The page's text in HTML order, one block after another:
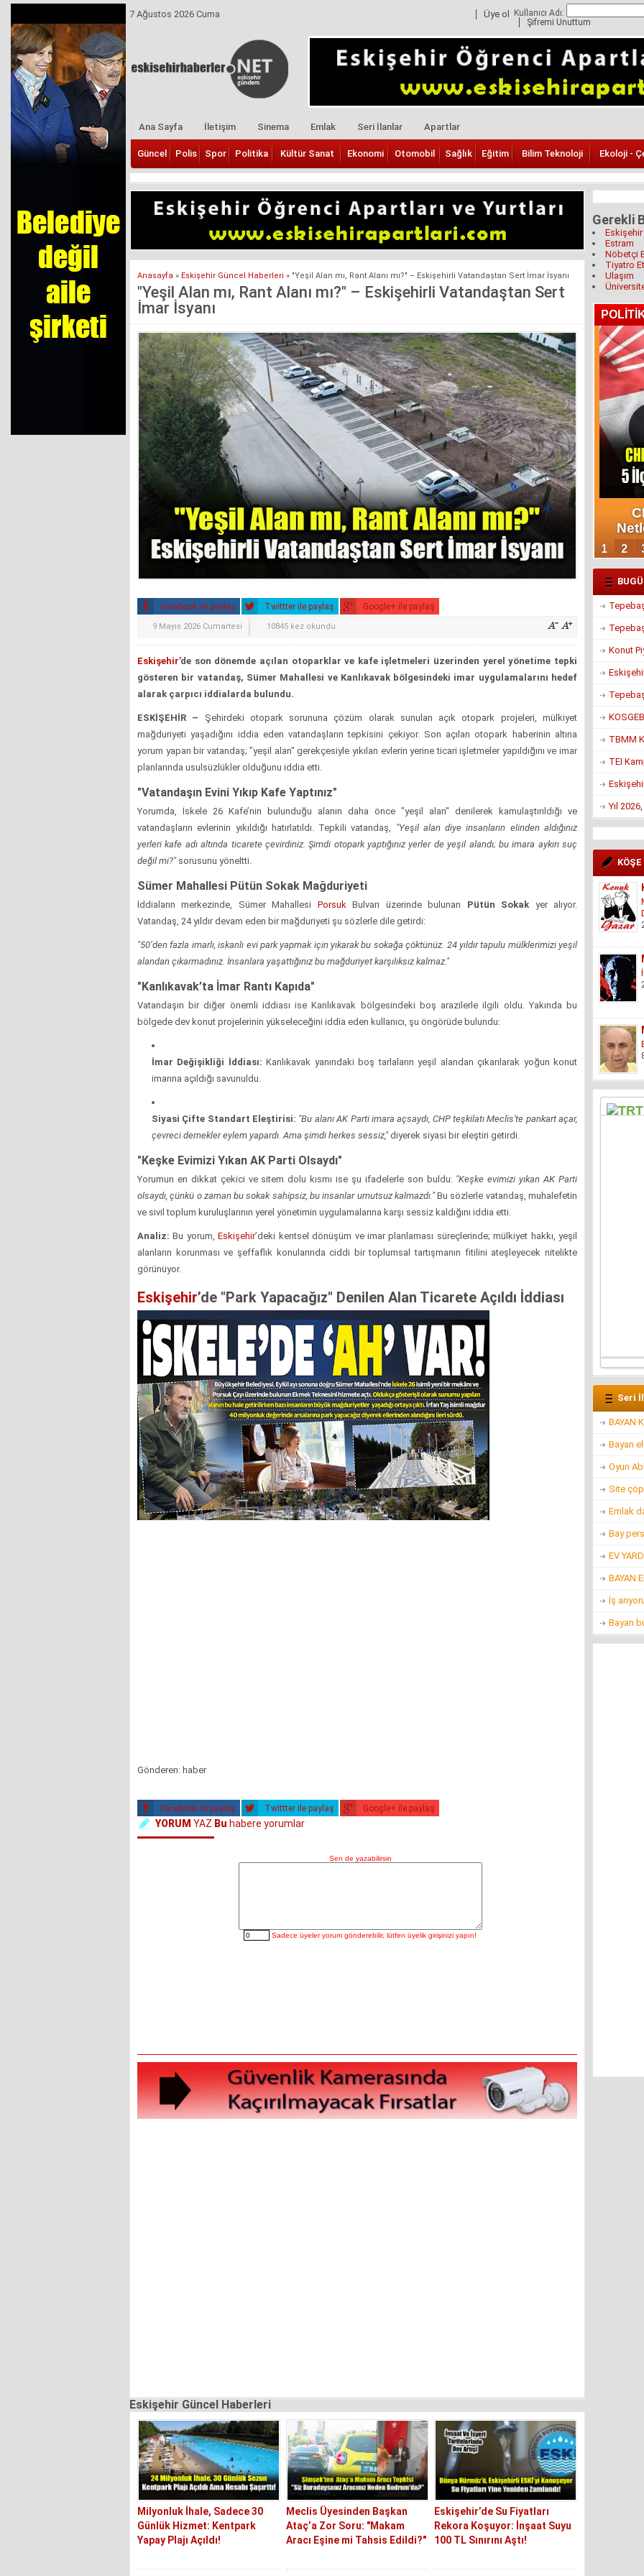
7 Ağustos 2026 Cuma Üye ol Kullanıcı Adı:
Şifremi Unuttum
Ana Sayfa İletişim Sinema Emlak Seri İlanlar Apartlar
Güncel Polis Spor Politika Kültür Sanat Ekonomi Otomobil Sağlık Eğitim Bilim Teknoloji Ekoloji -
Anasayfa » Eskişehir Güncel Haberleri » "Yeşil Alan mı, Rant Alanı mı?" – Eskişehirli Vatandaştan Sert İmar İsyanı
"Yeşil Alan mı, Rant Alanı mı?" – Eskişehirli Vatandaştan Sert
İmar İsyanı
Facebook ile paylaş Twittter ile paylaş Google+ ile paylaş
9 Mayıs 2026 Cumartesi 10845 kez okundu
Eskişehir’de son dönemde açılan otoparklar ve kafe işletmeleri üzerinden yerel yönetime tepki
gösteren bir vatandaş, Sümer Mahallesi ve Kanlıkavak bölgesindeki imar uygulamalarını hedef
alarak çarpıcı iddialarda bulundu.
ESKİŞEHİR – Şehirdeki otopark sorununa çözüm olarak sunulan açık otopark projeleri, mülkiyet
mağduriyeti yaşadığını iddia eden vatandaşların tepkisini çekiyor. Son açılan otopark haberinin altına
yorum yapan bir vatandaş; "yeşil alan" gerekçesiyle yıkılan evlerin yerine ticari işletmeler yapıldığını ve imar
planlarında usulsüzlükler olduğunu iddia etti.
"Vatandaşın Evini Yıkıp Kafe Yaptınız"
Yorumda, İskele 26 Kafe’nin bulunduğu alanın daha önce "yeşil alan" denilerek kamulaştırıldığı ve
vatandaşların evlerinin yıkıldığı hatırlatıldı. Tepkili vatandaş, "Yeşil alan diye insanların elinden aldığınız
yerleri kafe adı altında ticarete çevirdiniz. Şimdi otopark yaptığınız yerler de yeşil alandı; bu imara aykırı suç
değil mi?"sorusunu yöneltti.
Sümer Mahallesi Pütün Sokak Mağduriyeti
İddiaların merkezinde, Sümer Mahallesi Porsuk Bulvarı üzerinde bulunan Pütün Sokak yer alıyor.
Vatandaş, 24 yıldır devam eden bir mağduriyeti şu sözlerle dile getirdi:
"50’den fazla imarlı, iskanlı evi park yapmak için yıkarak bu sokağa çöktünüz. 24 yıldır tapulu mülklerimizi yeşil
alandan çıkarmadınız. İnsanlara yaşattığınız bu mağduriyet karşılıksız kalmaz."
"Kanlıkavak’ta İmar Rantı Kapıda"
Vatandaşın bir diğer önemli iddiası ise Kanlıkavak bölgesindeki boş arazilerle ilgili oldu. Yakında bu
bölgede dev konut projelerinin yükseleceğini iddia eden kullanıcı, şu öngörüde bulundu:
İmar Değişikliği İddiası: Kanlıkavak yanındaki boş tarlaların yeşil alandan çıkarılarak yoğun konut
imarına açıldığı savunuldu.
Siyasi Çifte Standart Eleştirisi: "Bu alanı AK Parti imara açsaydı, CHP teşkilatı Meclis'te pankart açar,
çevreci dernekler eylem yapardı. Ama şimdi herkes sessiz,"diyerek siyasi bir eleştiri getirdi.
"Keşke Evimizi Yıkan AK Parti Olsaydı"
Yorumun en dikkat çekici ve sitem dolu kısmı ise şu ifadelerle son buldu: "Keşke evimizi yıkan AK Parti
olsaydı, çünkü o zaman bu sokak sahipsiz, bu insanlar umutsuz kalmazdı."Bu sözlerle vatandaş, muhalefetin
ve sivil toplum kuruluşlarının yerel yönetimin uygulamalarına karşı sessiz kaldığını iddia etti.
Analiz: Bu yorum,Eskişehir’deki kentsel dönüşüm ve imar planlaması süreçlerinde; mülkiyet hakkı, yeşil
alanların korunması ve şeffaflık konularında ciddi bir toplumsal tartışmanın fitilini ateşleyecek nitelikte
görünüyor.
Eskişehir’de "Park Yapacağız" Denilen Alan Ticarete Açıldı İddiası
Gönderen: haber
Facebook ile paylaş Twittter ile paylaş Google+ ile paylaş
YORUM YAZ Bu habere yorumlar
Eskişehir Güncel Haberleri
Milyonluk İhale, Sadece 30
Günlük Hizmet: Kentpark
Yapay Plajı Açıldı!
Meclis Üyesinden Başkan
Ataç’a Zor Soru: "Makam
Aracı Eşine mi Tahsis Edildi?"
Eskişehir’de Su Fiyatları
Rekora Koşuyor: İnşaat Suyu
100 TL Sınırını Aştı!
Gerekli
Estram
Nöbetçi
Tiyatro
Ulaşım
Konut
TBMM
TEI
Yıl
Seri
BAYAN
Bayan
Oyun
Site
Emlak
Bay
EV
BAYAN
İş
Bayan